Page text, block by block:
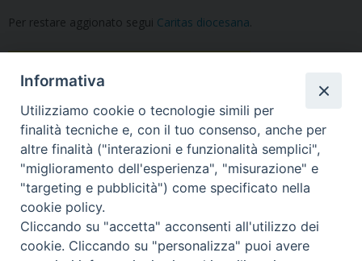
Per restare aggionato segui Caritas diocesana
Copyright © Arcidiocesi di Udine
Informativa
Utilizziamo cookie o tecnologie simili per
finalità tecniche e, con il tuo consenso, anche per
altre finalità ("interazioni e funzionalità semplici",
"miglioramento dell'esperienza", "misurazione" e
"targeting e pubblicità") come specificato nella
cookie policy.
Cliccando su "accetta" acconsenti all'utilizzo dei
cookie. Cliccando su "personalizza" puoi avere